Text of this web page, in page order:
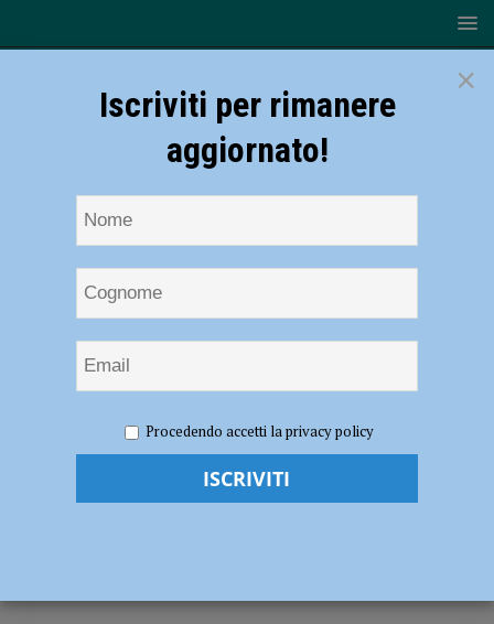
bene il turismo nel Piacentino: “Circa 2 mila visitatori tra Cattedrale,
Kronos e Oltre le nuvole”
Ponte del 2 giugno, bene il turismo nel
×
Iscriviti per rimanere
aggiornato!
Procedendo accetti la privacy policy